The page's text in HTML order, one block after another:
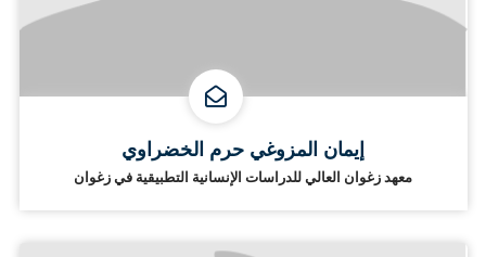
إيمان المزوغي حرم الخضراوي
معهد زغوان العالي للدراسات الإنسانية التطبيقية في زغوان